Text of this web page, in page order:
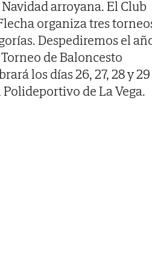
arroyana. El Club
organiza tres
Despediremos el
de Baloncesto
los días 26, 27, 28 y 29
de La Vega.